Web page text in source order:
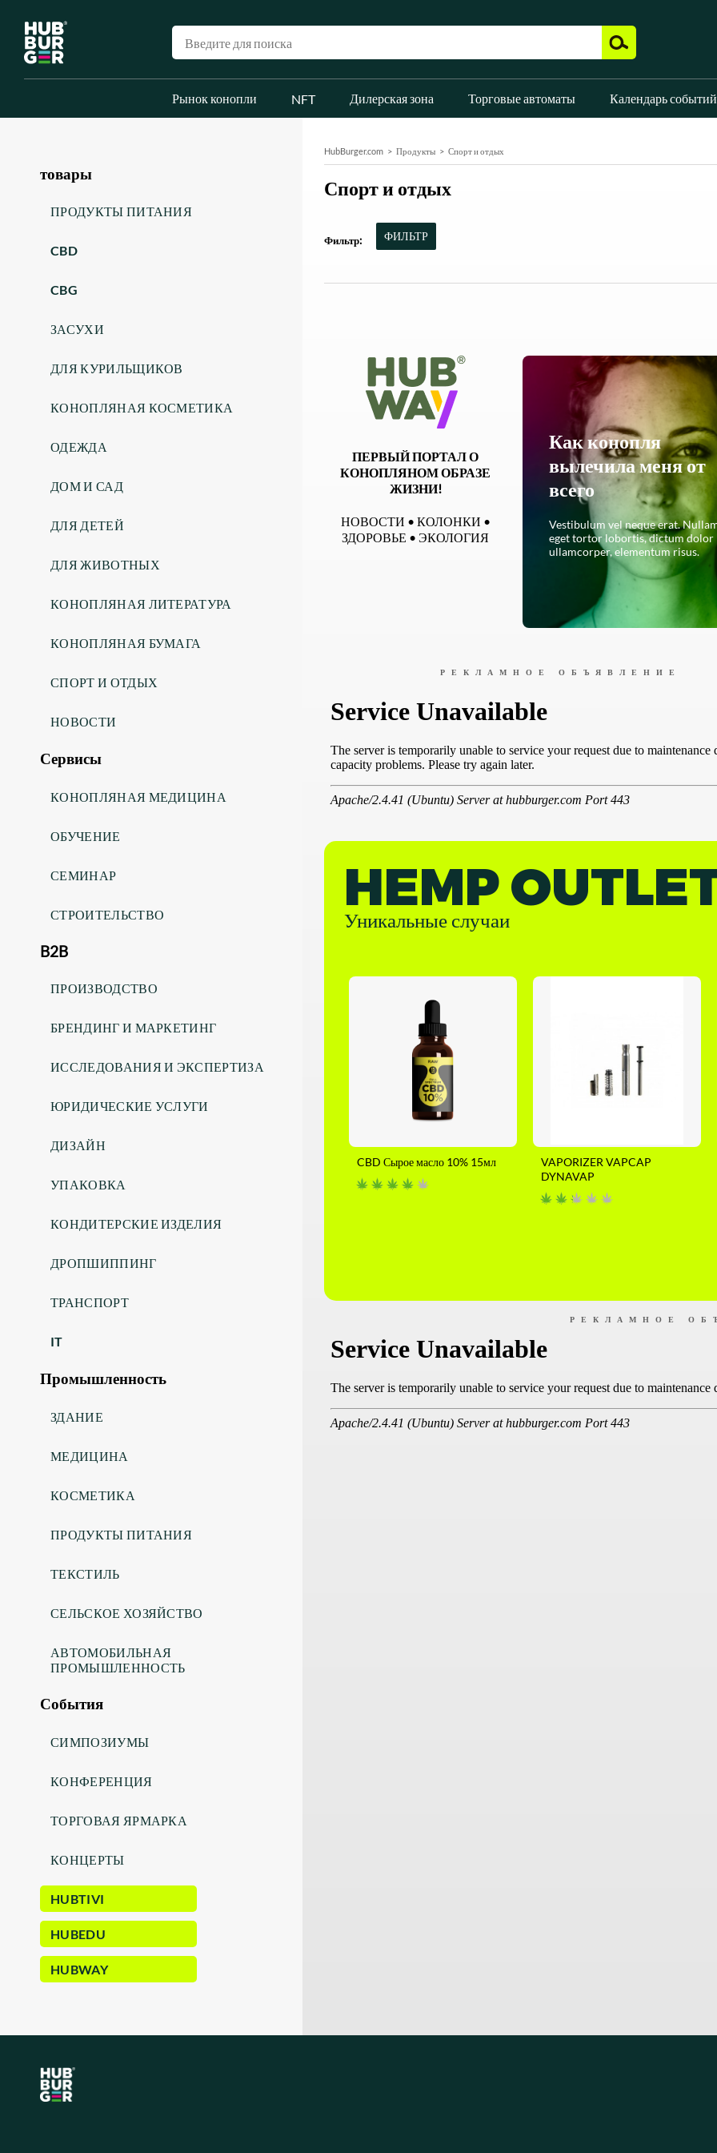
Рынок конопли NFT Дилерская зона Торговые автоматы Календарь событий
товары
ПРОДУКТЫ ПИТАНИЯ
CBD
CBG
ЗАСУХИ
ДЛЯ КУРИЛЬЩИКОВ
КОНОПЛЯНАЯ КОСМЕТИКА
ОДЕЖДА
ДОМ И САД
ДЛЯ ДЕТЕЙ
ДЛЯ ЖИВОТНЫХ
КОНОПЛЯНАЯ ЛИТЕРАТУРА
КОНОПЛЯНАЯ БУМАГА
СПОРТ И ОТДЫХ
НОВОСТИ
Сервисы
КОНОПЛЯНАЯ МЕДИЦИНА
ОБУЧЕНИЕ
СЕМИНАР
СТРОИТЕЛЬСТВО
B2B
ПРОИЗВОДСТВО
БРЕНДИНГ И МАРКЕТИНГ
ИССЛЕДОВАНИЯ И ЭКСПЕРТИЗА
ЮРИДИЧЕСКИЕ УСЛУГИ
ДИЗАЙН
УПАКОВКА
КОНДИТЕРСКИЕ ИЗДЕЛИЯ
ДРОПШИППИНГ
ТРАНСПОРТ
IT
Промышленность
ЗДАНИЕ
МЕДИЦИНА
КОСМЕТИКА
ПРОДУКТЫ ПИТАНИЯ
ТЕКСТИЛЬ
СЕЛЬСКОЕ ХОЗЯЙСТВО
АВТОМОБИЛЬНАЯ
ПРОМЫШЛЕННОСТЬ
События
СИМПОЗИУМЫ
КОНФЕРЕНЦИЯ
ТОРГОВАЯ ЯРМАРКА
КОНЦЕРТЫ
HUBTIVI
HUBEDU
HUBWAY
HubBurger.com Продукты Спорт и отдых
Спорт и отдых
Фильтр: ФИЛЬТР
ПЕРВЫЙ ПОРТАЛ О
КОНОПЛЯНОМ ОБРАЗЕ
ЖИЗНИ!
НОВОСТИ • КОЛОНКИ •
ЗДОРОВЬЕ • ЭКОЛОГИЯ
Как конопля
вылечила меня от
всего
Vestibulum vel neque erat.
eget tortor lobortis, dictum dolor
ullamcorper, elementum risus.
ЧИТАТЬ ПОЛНОСТЬЮ
РЕКЛАМНОЕ ОБЪЯВЛЕНИЕ
HEMP
Уникальные случаи
CBD Сырое масло 10% 15мл
VAPORIZER VAPCAP
DYNAVAP
РЕКЛАМНОЕ